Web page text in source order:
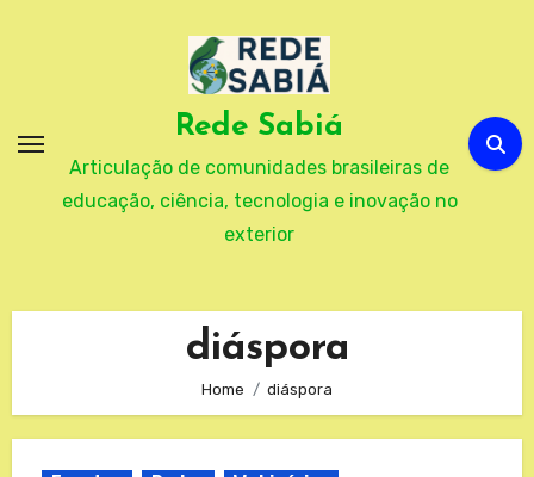
Rede Sabiá
Articulação de comunidades brasileiras de
educação, ciência, tecnologia e inovação no
exterior
diáspora
Home diáspora